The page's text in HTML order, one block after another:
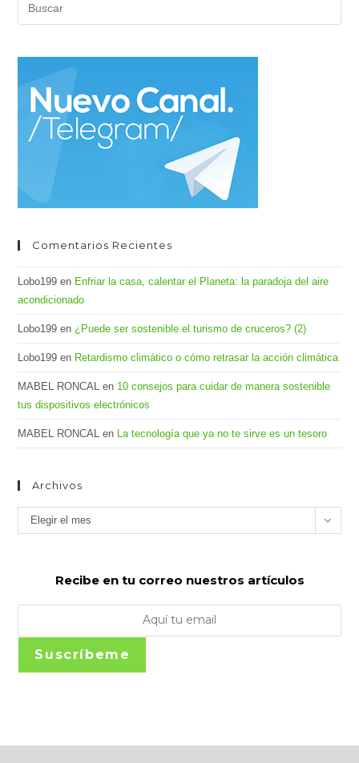
Comentarios Recientes
Lobo199 en Enfriar la casa, calentar el Planeta: la paradoja del aire
acondicionado
Lobo199 en ¿Puede ser sostenible el turismo de cruceros? (2)
Lobo199 en Retardismo climático o cómo retrasar la acción climática
MABEL RONCAL en 10 consejos para cuidar de manera sostenible
tus dispositivos electrónicos
MABEL RONCAL en La tecnología que ya no te sirve es un tesoro
Archivos
Archivos
Elegir el mes
Recibe en tu correo nuestros artículos
Suscríbeme